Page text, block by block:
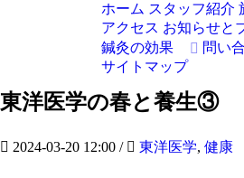
ホーム スタッフ紹介
アクセス お知らせと
鍼灸の効果
問い
サイトマップ
東洋医学の春と養生③
2024-03-20 12:00 / 東洋医学, 健康